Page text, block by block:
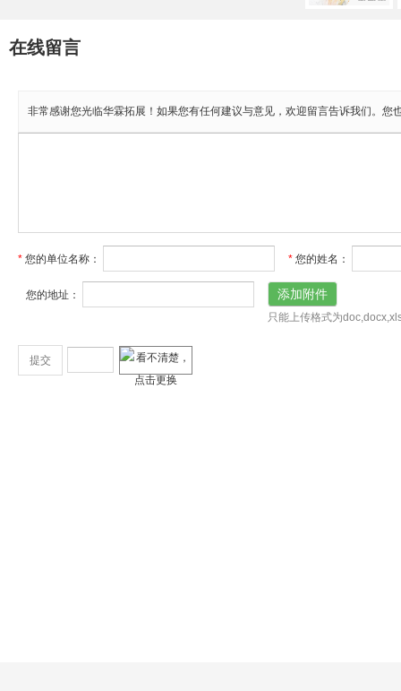
在线留言
非常感谢您光临华霖拓展！如果您有任何建议与意见，欢迎留言告诉我们。
* 您的单位名称 ： * 您的姓名 ：
您的地址 ： 添加附件
只能上传格式为